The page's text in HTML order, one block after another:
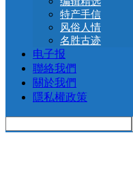
特产手信
风俗人情
名胜古迹
电子报
聯絡我們
關於我們
隱私權政策